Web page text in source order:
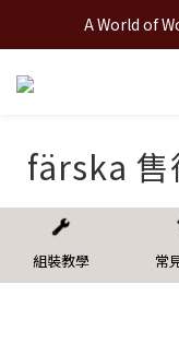
A World of
A World of
古北町總代理官方商
färska 售
組裝教學 常